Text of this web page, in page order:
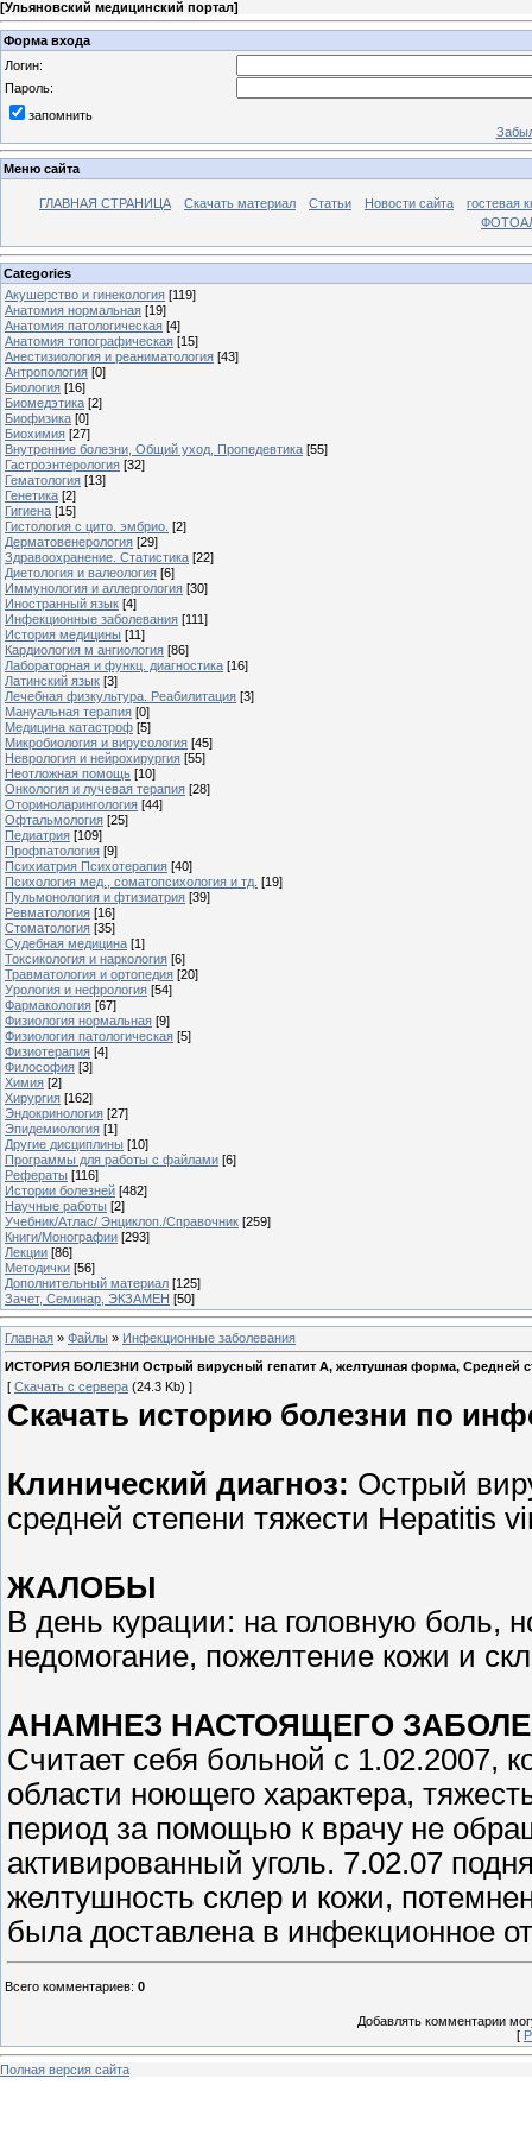
[Ульяновский медицинский портал]
Форма входа
Логин:
Пароль:
запомнить
Меню сайта
ГЛАВНАЯ СТРАНИЦА Скачать материал Статьи Новости сайта
гостевая
Categories
Акушерство и гинекология [119]
Анатомия нормальная [19]
Анатомия патологическая [4]
Анатомия топографическая [15]
Анестизиология и реаниматология [43]
Антропология [0]
Биология [16]
Биомедэтика [2]
Биофизика [0]
Биохимия [27]
Внутренние болезни, Общий уход, Пропедевтика [55]
Гастроэнтерология [32]
Гематология [13]
Генетика [2]
Гигиена [15]
Гистология с цито. эмбрио. [2]
Дерматовенерология [29]
Здравоохранение. Статистика [22]
Диетология и валеология [6]
Иммунология и аллергология [30]
Иностранный язык [4]
Инфекционные заболевания [111]
История медицины [11]
Кардиология м ангиология [86]
Лабораторная и функц. диагностика [16]
Латинский язык [3]
Лечебная физкультура. Реабилитация [3]
Мануальная терапия [0]
Медицина катастроф [5]
Микробиология и вирусология [45]
Неврология и нейрохирургия [55]
Неотложная помощь [10]
Онкология и лучевая терапия [28]
Оториноларингология [44]
Офтальмология [25]
Педиатрия [109]
Профпатология [9]
Психиатрия Психотерапия [40]
Психология мед., соматопсихология и тд. [19]
Пульмонология и фтизиатрия [39]
Ревматология [16]
Стоматология [35]
Судебная медицина [1]
Токсикология и наркология [6]
Травматология и ортопедия [20]
Урология и нефрология [54]
Фармакология [67]
Физиология нормальная [9]
Физиология патологическая [5]
Физиотерапия [4]
Философия [3]
Химия [2]
Хирургия [162]
Эндокринология [27]
Эпидемиология [1]
Другие дисциплины [10]
Программы для работы с файлами [6]
Рефераты [116]
Истории болезней [482]
Научные работы [2]
Учебник/Атлас/ Энциклоп./Справочник [259]
Книги/Монографии [293]
Лекции [86]
Методички [56]
Дополнительный материал [125]
Зачет, Семинар, ЭКЗАМЕН [50]
Главная » Файлы » Инфекционные заболевания
ИСТОРИЯ БОЛЕЗНИ Острый вирусный гепатит А, желтушная форма, Средней
[ Скачать с сервера (24.3 Kb) ]
Скачать историю болезни по
Клинический диагноз: Острый
средней степени тяжести Hepatitis
ЖАЛОБЫ
В день курации: на головную боль,
недомогание, пожелтение кожи и
АНАМНЕЗ НАСТОЯЩЕГО
Считает себя больной с 1.02.2007,
области ноющего характера,
период за помощью к врачу не
активированный уголь. 7.02.07
желтушность склер и кожи,
была доставлена в инфекционное
Всего комментариев: 0
Добавлять комментарии
[
Полная версия сайта